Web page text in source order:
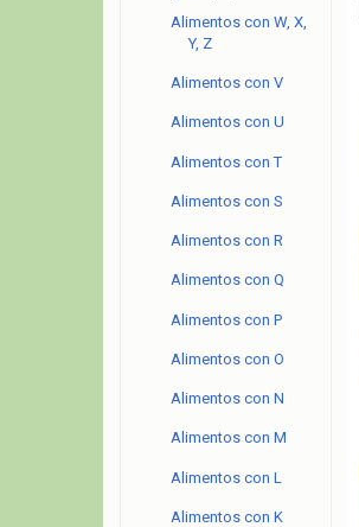
Alimentos con W, X,
Y, Z
Alimentos con V
Alimentos con U
Alimentos con T
Alimentos con S
Alimentos con R
Alimentos con Q
Alimentos con P
Alimentos con O
Alimentos con N
Alimentos con M
Alimentos con L
Alimentos con K